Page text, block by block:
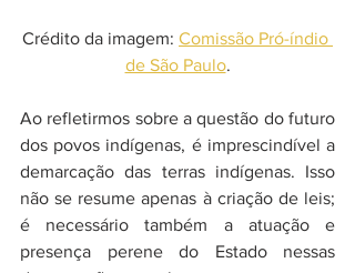
Crédito da imagem: Comissão Pró-índio
de São Paulo.
Ao refletirmos sobre a questão do futuro
dos povos indígenas, é imprescindível a
demarcação das terras indígenas. Isso
não se resume apenas à criação de leis;
é necessário também a atuação e
presença perene do Estado nessas